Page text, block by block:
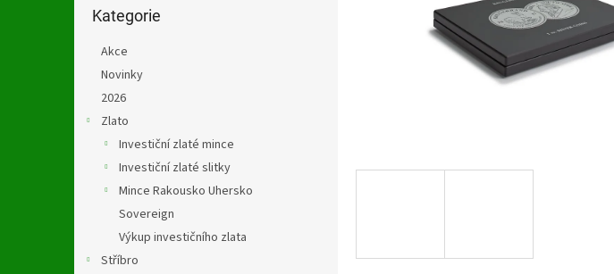
kategorie
Kategorie
Akce
Novinky
2026
Zlato
Investiční zlaté mince
Investiční zlaté slitky
Mince Rakousko Uhersko
Sovereign
Výkup investičního zlata
Stříbro